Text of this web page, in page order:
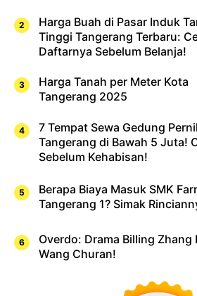
Harga Buah di Pasar Induk
Tinggi Tangerang Terbaru:
Daftarnya Sebelum Belanja!
Harga Tanah per Meter Kota
Tangerang 2025
7 Tempat Sewa Gedung
Tangerang di Bawah 5 Juta!
Sebelum Kehabisan!
Berapa Biaya Masuk SMK
Tangerang 1? Simak
Overdo: Drama Billing Zhang
Wang Churan!